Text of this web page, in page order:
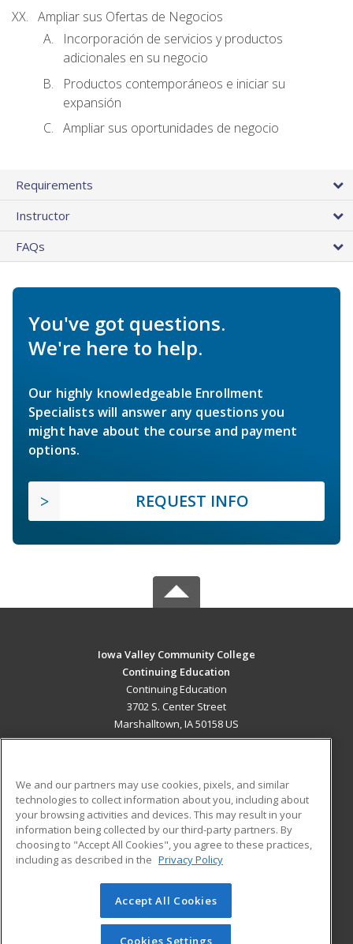
Ampliar sus Ofertas de Negocios
Incorporación de servicios y productos
adicionales en su negocio
Productos contemporáneos e iniciar su
expansión
Ampliar sus oportunidades de negocio
Requirements
Instructor
FAQs
You've got questions.
We're here to help.
Our highly knowledgeable Enrollment
Specialists will answer any questions you
might have about the course and payment
options.
REQUEST INFO
Iowa Valley Community College
Continuing Education
Continuing Education
3702 S. Center Street
Marshalltown, IA 50158 US
ADDITIONAL RESOURCES
Military
Financial Assistance
Help
Student Blog
© 2026 ed2go, a division of Cengage Learning. All rights
reserved. The material on this site cannot be reproduced or
redistributed unless you have obtained prior written
We and our partners may use cookies, pixels, and similar
technologies to collect information about you, including about
your browsing activities and devices. This may result in your
information being collected by our third-party partners. By
choosing to "Accept All Cookies", you agree to these practices,
including as described in the Privacy Policy
Accept All Cookies
Cookies Settings